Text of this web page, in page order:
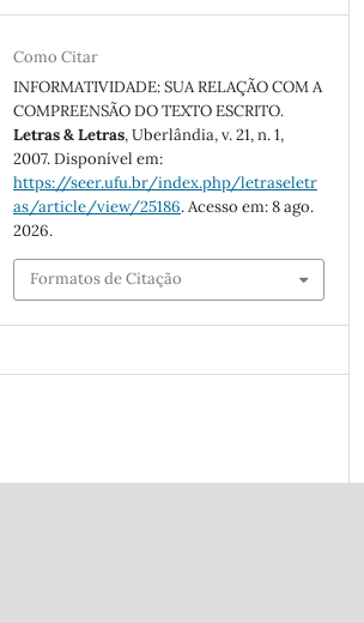
Como Citar
INFORMATIVIDADE: SUA RELAÇÃO COM A
COMPREENSÃO DO TEXTO ESCRITO.
Letras & Letras, Uberlândia, v. 21, n. 1,
2007. Disponível em:
https://seer.ufu.br/index.php/letraseletr
as/article/view/25186. Acesso em: 8 ago.
2026.
Formatos de Citação